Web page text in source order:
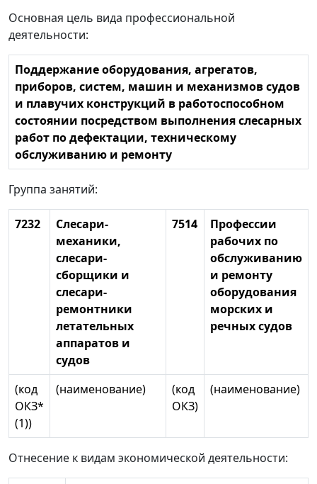
Основная цель вида профессиональной
деятельности:
Поддержание оборудования, агрегатов,
приборов, систем, машин и механизмов судов
и плавучих конструкций в работоспособном
состоянии посредством выполнения слесарных
работ по дефектации, техническому
обслуживанию и ремонту
Группа занятий:
7232
Слесари-
механики,
слесари-
сборщики и
слесари-
ремонтники
летательных
аппаратов и
судов
7514
Профессии
рабочих по
обслуживанию
и ремонту
оборудования
морских и
речных судов
(код
ОКЗ*
(1))
(наименование)
(код
ОКЗ)
(наименование)
Отнесение к видам экономической деятельности: